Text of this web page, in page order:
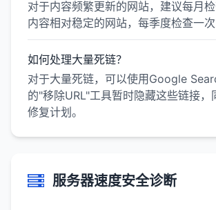
对于内容频繁更新的网站，建议每月
内容相对稳定的网站，每季度检查一次
如何处理大量死链？
对于大量死链，可以使用Google
的"移除URL"工具暂时隐藏这些链接，
修复计划。
服务器速度安全诊断